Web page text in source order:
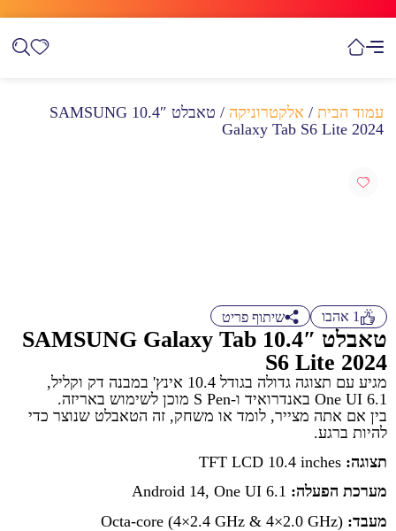
עמוד הבית / אלקטרוניקה
/ טאבלט 10.4″ SAMSUNG
Galaxy Tab S6 Lite 2024
1 אהבו שיתוף פריט
טאבלט 10.4″ SAMSUNG Galaxy Tab
S6 Lite 2024
מגיע עם תצוגה גדולה בגודל 10.4 אינץ' במבנה דק וקליל,
One UI 6.1 באנדרואיד ו-S Pen מוכן לשימוש באריזה.
בין אם אתה מצייר, לומד או משחק, זה הטאבלט שנוצר כדי
להיות ברגע.
תצוגה: TFT LCD 10.4 inches
מערכת הפעלה:
מעבד: